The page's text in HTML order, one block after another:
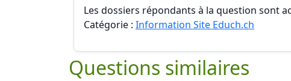
Les dossiers répondants à la question sont
Catégorie : Information Site Educh.ch
Questions similaires